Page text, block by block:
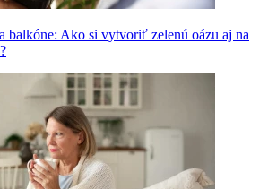
balkóne: Ako si vytvoriť zelenú oázu aj na